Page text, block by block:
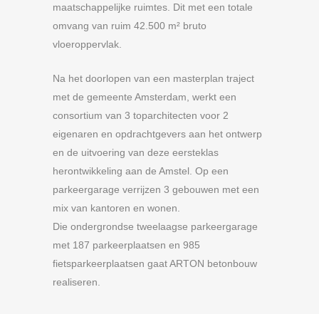
maatschappelijke ruimtes. Dit met een totale
omvang van ruim 42.500 m² bruto
vloeroppervlak.
Na het doorlopen van een masterplan traject
met de gemeente Amsterdam, werkt een
consortium van 3 toparchitecten voor 2
eigenaren en opdrachtgevers aan het ontwerp
en de uitvoering van deze eersteklas
herontwikkeling aan de Amstel. Op een
parkeergarage verrijzen 3 gebouwen met een
mix van kantoren en wonen.
Die ondergrondse tweelaagse parkeergarage
met 187 parkeerplaatsen en 985
fietsparkeerplaatsen gaat ARTON betonbouw
realiseren.